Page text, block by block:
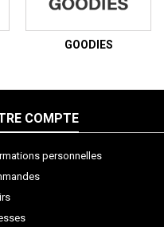
GOODIES
COMPTE
personnelles